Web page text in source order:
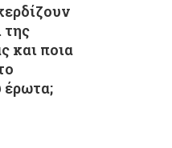
της
και ποια
έρωτα;